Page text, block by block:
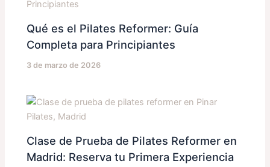
Qué es el Pilates Reformer: Guía
Completa para Principiantes
3 de marzo de 2026
Clase de Prueba de Pilates Reformer en
Madrid: Reserva tu Primera Experiencia